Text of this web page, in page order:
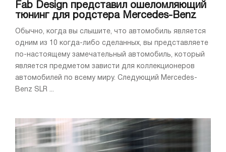
Fab Design представил ошеломляющий
тюнинг для родстера Mercedes-Benz
Обычно, когда вы слышите, что автомобиль является
одним из 10 когда-либо сделанных, вы представляете
по-настоящему замечательный автомобиль, который
является предметом зависти для коллекционеров
автомобилей по всему миру. Следующий Mercedes-
Benz SLR ...